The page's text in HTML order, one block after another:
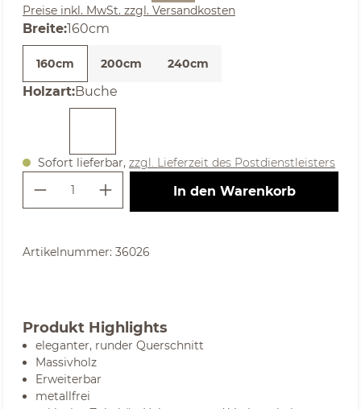
Preise inkl. MwSt. zzgl. Versandkosten
Breiteauswählen
:160cm
160cm 200cm 240cm
Holzartauswählen
:Buche
Sofort lieferbar, zzgl. Lieferzeit des Postdienstleisters
Produkt Anzahl: Gib den
In den Warenkorb
Artikelnummer: 36026
Produkt Highlights
eleganter, runder Querschnitt
Massivholz
Erweiterbar
metallfrei